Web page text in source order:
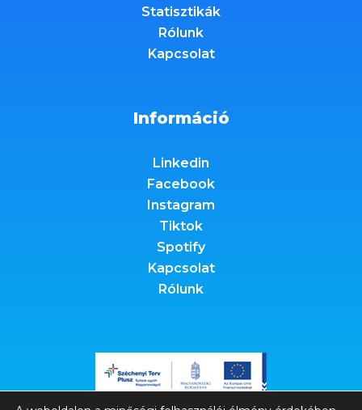
Statisztikák
Rólunk
Kapcsolat
Információ
Linkedin
Facebook
Instagram
Tiktok
Spotify
Kapcsolat
Rólunk